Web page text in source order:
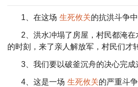
1、在这场 生死攸关的抗洪斗争
2、洪水冲塌了房屋，村民都淹在
的时刻，来了亲人解放军，村民们才
3、我们要以破釜沉舟的决心完成
4、这是一场 生死攸关的严重斗争